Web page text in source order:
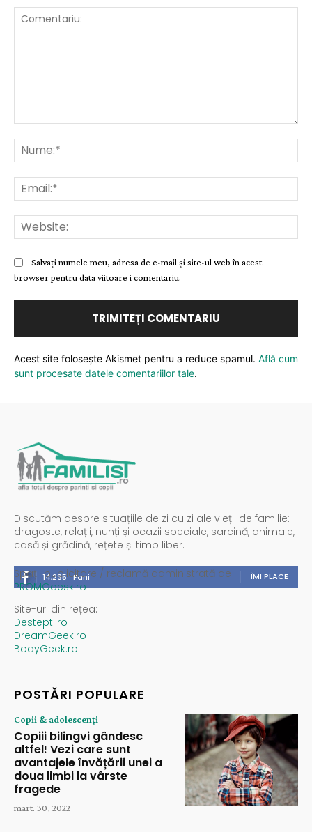
Salvați numele meu, adresa de e-mail și site-ul web în acest
browser pentru data viitoare i comentariu.
Acest site folosește Akismet pentru a reduce spamul. Află cum
sunt procesate datele comentariilor tale.
Discutăm despre situațiile de zi cu zi ale vieții de familie:
dragoste, relații, nunți și ocazii speciale, sarcină, animale,
casă și grădină, rețete și timp liber.
14,235 Fani ÎMI PLACE
Spații publicitare / reclamă administrată de
PROMOdesk.ro
Site-uri din rețea:
Destepti.ro
DreamGeek.ro
BodyGeek.ro
POSTĂRI POPULARE
Copii & adolescenți
Copiii bilingvi gândesc
altfel! Vezi care sunt
avantajele învățării unei a
doua limbi la vârste
fragede
mart. 30, 2022